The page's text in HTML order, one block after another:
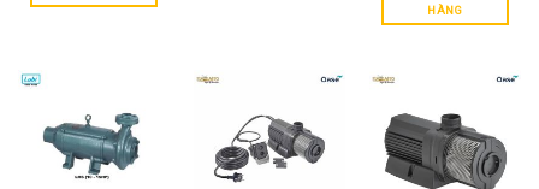
HÀNG